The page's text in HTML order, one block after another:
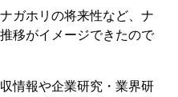
ガホリの将来性など、ナ
移がイメージできたので
情報や企業研究・業界研